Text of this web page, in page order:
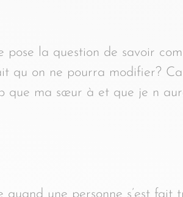
pose la question de savoir
qu on ne pourra modifier?
que ma sœur à et que je n